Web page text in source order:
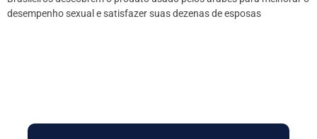
desempenho sexual e satisfazer suas dezenas de esposas